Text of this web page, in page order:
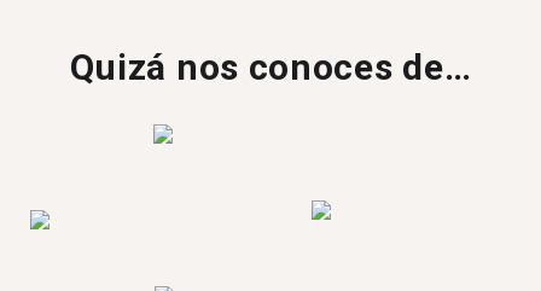
Quizá nos conoces de…